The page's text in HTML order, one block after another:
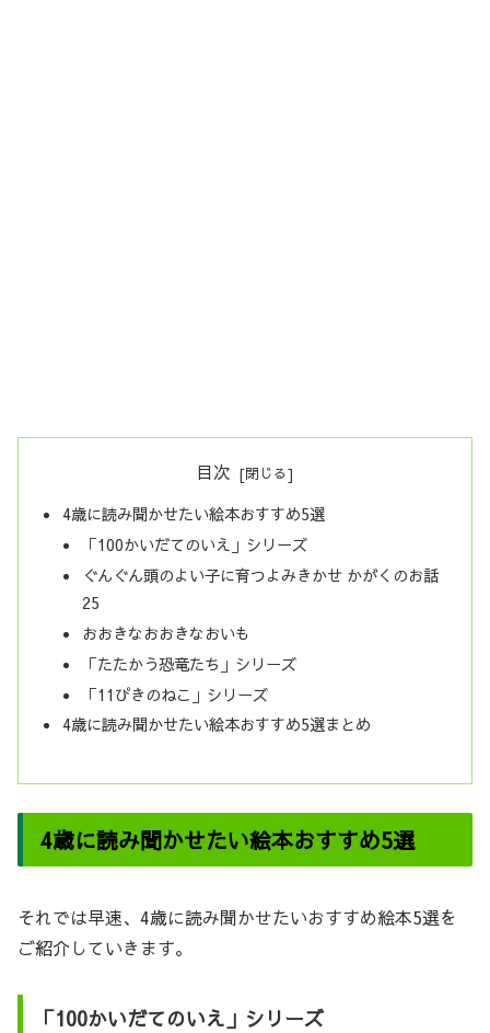
目次
4歳に読み聞かせたい絵本おすすめ5選
「100かいだてのいえ」シリーズ
ぐんぐん頭のよい子に育つよみきかせ かがくのお話
25
おおきなおおきなおいも
「たたかう恐竜たち」シリーズ
「11ぴきのねこ」シリーズ
4歳に読み聞かせたい絵本おすすめ5選まとめ
4歳に読み聞かせたい絵本おすすめ5選
それでは早速、4歳に読み聞かせたいおすすめ絵本5選を
ご紹介していきます。
「100かいだてのいえ」シリーズ